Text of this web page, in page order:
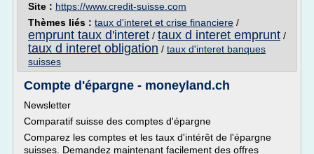
Site : https://www.credit-suisse.com
Thèmes liés : taux d'interet et crise financiere /
emprunt taux d'interet / taux d interet emprunt /
taux d interet obligation / taux d'interet banques
suisses
Compte d'épargne - moneyland.ch
Newsletter
Comparatif suisse des comptes d'épargne
Comparez les comptes et les taux d'intérêt de l'épargne
suisses. Demandez maintenant facilement des offres